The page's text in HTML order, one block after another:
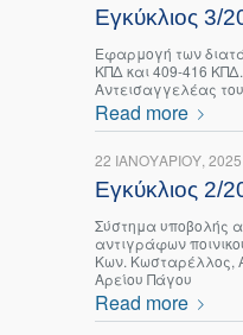
Εγκύκλιος 3/
Εφαρμογή των
ΚΠΔ και 409-416
Αντεισαγγελέας
Read more
22 ΙΑΝΟΥΑΡΊΟΥ, 2025
Εγκύκλιος 2/
Σύστημα υποβολής
αντιγράφων
Κων. Κωσταρέλλος,
Αρείου Πάγου
Read more